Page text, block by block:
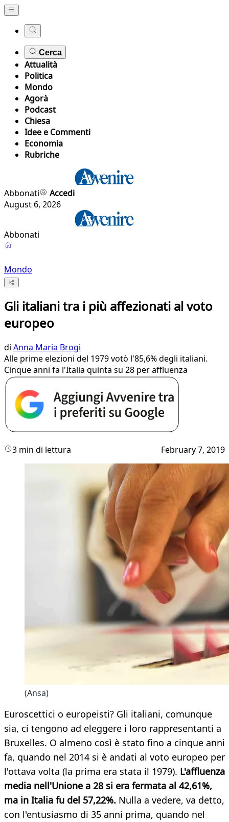
Cerca
Attualità
Politica
Mondo
Agorà
Podcast
Chiesa
Idee e Commenti
Economia
Rubriche
Abbonati
Accedi
August 6, 2026
Abbonati
Mondo
Gli italiani tra i più affezionati al voto
europeo
di Anna Maria Brogi
Alle prime elezioni del 1979 votò l'85,6% degli italiani.
Cinque anni fa l'Italia quinta su 28 per affluenza
3 min di lettura February 7, 2019
(Ansa)
Euroscettici o europeisti? Gli italiani, comunque
sia, ci tengono ad eleggere i loro rappresentanti a
Bruxelles. O almeno così è stato fino a cinque anni
fa, quando nel 2014 si è andati al voto europeo per
l'ottava volta (la prima era stata il 1979). L'affluenza
media nell'Unione a 28 si era fermata al 42,61%,
ma in Italia fu del 57,22%. Nulla a vedere, va detto,
con l'entusiasmo di 35 anni prima, quando nel